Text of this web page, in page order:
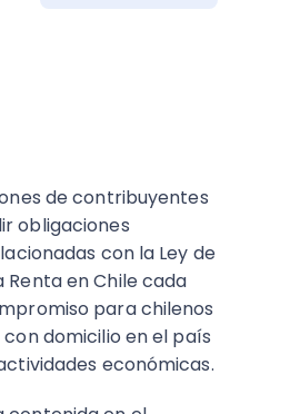
de contribuyentes
obligaciones
con la Ley de
Renta en Chile cada
para chilenos
domicilio en el país
económicas.